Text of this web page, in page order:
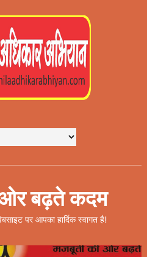
बढ़ते कदम
पर आपका हार्दिक स्वागत है!